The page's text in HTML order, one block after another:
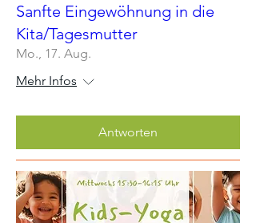
Sanfte Eingewöhnung in die
Kita/Tagesmutter
Mo., 17. Aug.
Mehr Infos
Antworten